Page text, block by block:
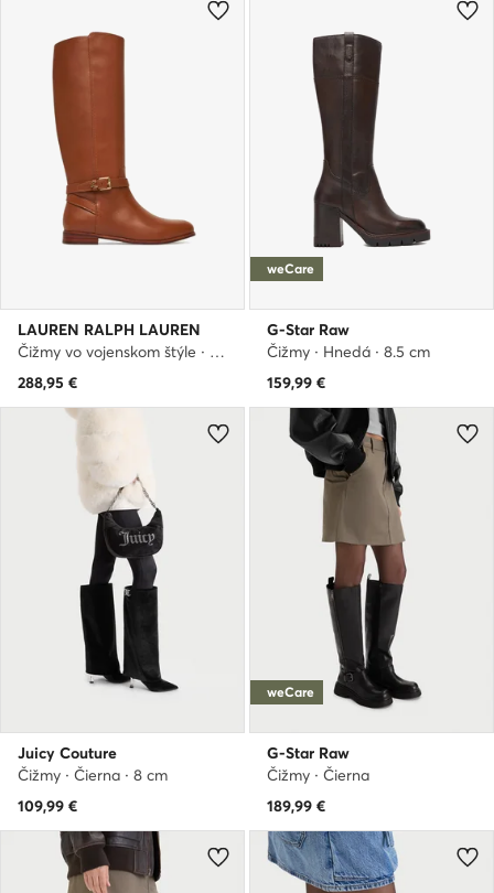
LAUREN RALPH LAUREN
Čižmy vo vojenskom štýle · Hnedá
288,95 €
weCare
G-Star Raw
Čižmy · Hnedá · 8.5 cm
159,99 €
Juicy Couture
Čižmy · Čierna · 8 cm
109,99 €
weCare
G-Star Raw
Čižmy · Čierna
189,99 €